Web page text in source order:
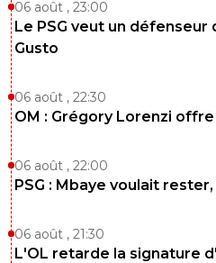
06 août , 23:00
Le PSG veut un défenseur
Gusto
06 août , 22:30
OM : Grégory Lorenzi offre
06 août , 22:00
PSG : Mbaye voulait
06 août , 21:30
L'OL retarde la signature